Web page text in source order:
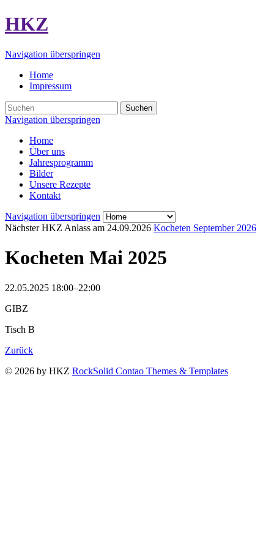
HKZ
Navigation überspringen
Home
Impressum
Suchen
Navigation überspringen
Home
Über uns
Jahresprogramm
Bilder
Unsere Rezepte
Kontakt
Navigation überspringen
Nächster HKZ Anlass am 24.09.2026 Kocheten September 2026
Kocheten Mai 2025
22.05.2025 18:00–22:00
GIBZ
Tisch B
Zurück
© 2026 by HKZ RockSolid Contao Themes & Templates